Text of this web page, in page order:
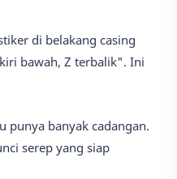
di belakang casing
bawah, Z terbalik". Ini
punya banyak cadangan.
serep yang siap